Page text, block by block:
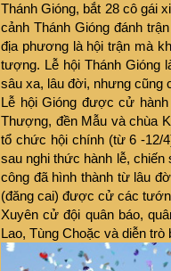
Thánh Gióng, bắt 28 cô gái
cảnh Thánh Gióng đánh
địa phương là hội trận mà
tượng. Lễ hội Thánh Gióng
sâu xa, lâu đời, nhưng cũng
Lễ hội Gióng được cử
Thượng, đền Mẫu và chùa
tổ chức hội chính (từ 6 -12/
sau nghi thức hành lễ,
công đã hình thành từ lâu
(đăng cai) được cử các
Xuyên cử đội quân báo,
Lao, Tùng Choặc và diễn trò